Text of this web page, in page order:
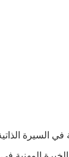
السيرة